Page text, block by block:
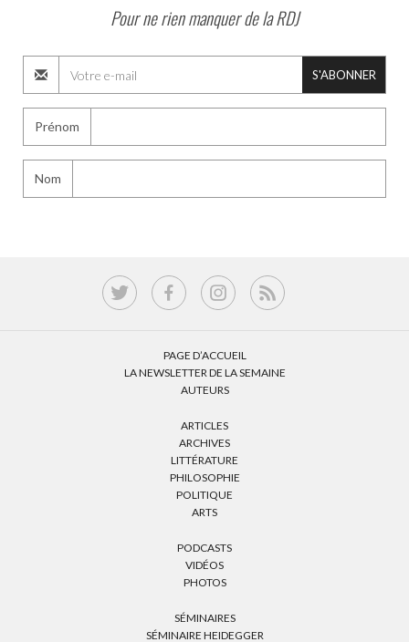
Pour ne rien manquer de la RDJ
S'ABONNER
Prénom
Nom
PAGE D’ACCUEIL
LA NEWSLETTER DE LA SEMAINE
AUTEURS
ARTICLES
ARCHIVES
LITTÉRATURE
PHILOSOPHIE
POLITIQUE
ARTS
PODCASTS
VIDÉOS
PHOTOS
SÉMINAIRES
SÉMINAIRE HEIDEGGER